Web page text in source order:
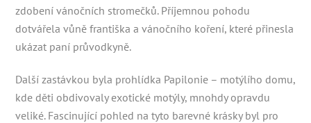
zdobení vánočních stromečků. Příjemnou pohodu
dotvářela vůně františka a vánočního koření, které přinesla
ukázat paní průvodkyně.
Další zastávkou byla prohlídka Papilonie – motýlího domu,
kde děti obdivovaly exotické motýly, mnohdy opravdu
veliké. Fascinující pohled na tyto barevné krásky byl pro